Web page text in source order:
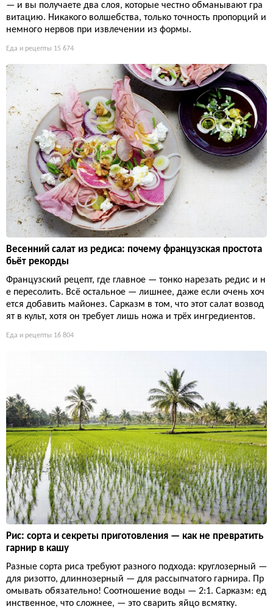
— и вы получаете два слоя, которые честно обманывают гра
витацию. Никакого волшебства, только точность пропорций и
немного нервов при извлечении из формы.
Еда и рецепты 15 674
Весенний салат из редиса: почему французская простота
бьёт рекорды
Французский рецепт, где главное — тонко нарезать редис и н
е пересолить. Всё остальное — лишнее, даже если очень хоч
ется добавить майонез. Сарказм в том, что этот салат возвод
ят в культ, хотя он требует лишь ножа и трёх ингредиентов.
Еда и рецепты 16 804
Рис: сорта и секреты приготовления — как не превратить
гарнир в кашу
Разные сорта риса требуют разного подхода: круглозерный —
для ризотто, длиннозерный — для рассыпчатого гарнира. Пр
омывать обязательно! Соотношение воды — 2:1. Сарказм: ед
инственное, что сложнее, — это сварить яйцо всмятку.